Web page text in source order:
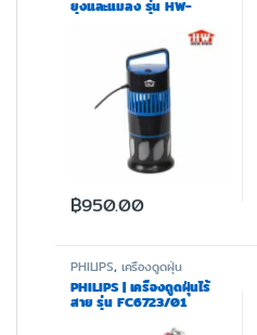
ยุงและแมลง รุ่น HW-
฿950.00
PHILIPS, เครื่องดูดฝุ่น
PHILIPS | เครื่องดูดฝุ่นไร้
สาย รุ่น FC6723/01